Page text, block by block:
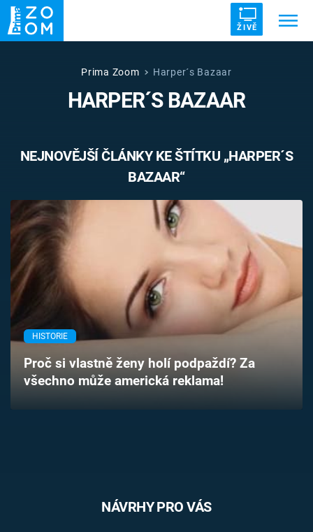
ŽIVĚ
ZRÁDCI UFO DRUHÁ SVĚTOVÁ VÁLKA
VETŘELCI DÁVNOVĚKU
Témata
Pořady
TV Program
Časopis
Sledujte prima+
Prima Zoom Harper´s Bazaar
HARPER´S BAZAAR
NEJNOVĚJŠÍ ČLÁNKY KE ŠTÍTKU „HARPER´S
BAZAAR“
HISTORIE
Proč si vlastně ženy holí podpaždí? Za
všechno může americká reklama!
NÁVRHY PRO VÁS